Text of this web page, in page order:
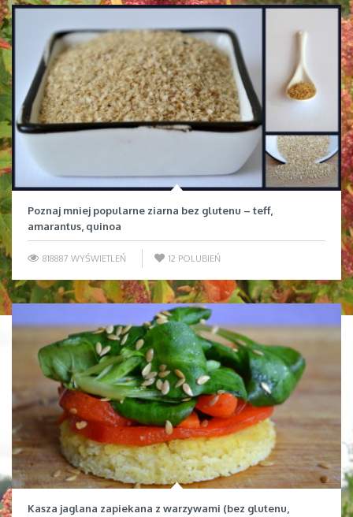
Poznaj mniej popularne ziarna bez glutenu – teff,
amarantus, quinoa
818887 WYŚWIETLEŃ 12 POLUBIEŃ
Kasza jaglana zapiekana z warzywami (bez glutenu,